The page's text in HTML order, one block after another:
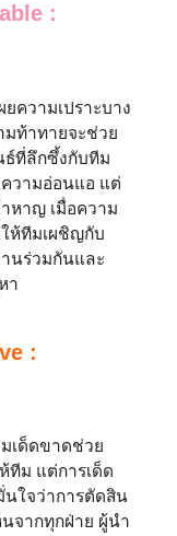
:
ความเปราะบาง
ท้าทายจะช่วย
ธ์ที่ลึกซึ้งกับทีม
วามอ่อนแอ แต่
หาญ เมื่อความ
ห้ทีมเผชิญกับ
นร่วมกันและ
า
:
เด็ดขาดช่วย
ทีม แต่การเด็ด
นใจว่าการตัดสิน
จากทุกฝ่าย ผู้นำ